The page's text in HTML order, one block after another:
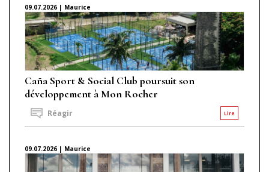
09.07.2026 | Maurice
Caña Sport & Social Club poursuit son
développement à Mon Rocher
Lire
Réagir
09.07.2026 | Maurice